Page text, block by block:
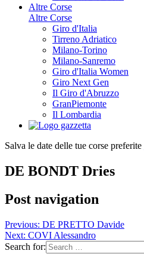
Altre Corse
Altre Corse
Giro d'Italia
Tirreno Adriatico
Milano-Torino
Milano-Sanremo
Giro d'Italia Women
Giro Next Gen
Il Giro d'Abruzzo
GranPiemonte
Il Lombardia
Salva le date delle tue corse preferite
DE BONDT Dries
Post navigation
Previous: DE PRETTO Davide
Next: COVI Alessandro
Search for: